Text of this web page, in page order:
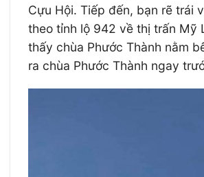
Cựu Hội. Tiếp đến, bạn rẽ trái
theo tỉnh lộ 942 về thị trấn Mỹ
thấy chùa Phước Thành nằm
ra chùa Phước Thành ngay